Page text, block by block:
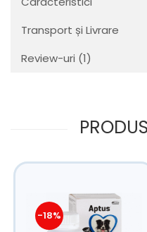
Transport și Livrare
Review-uri (1)
-18%